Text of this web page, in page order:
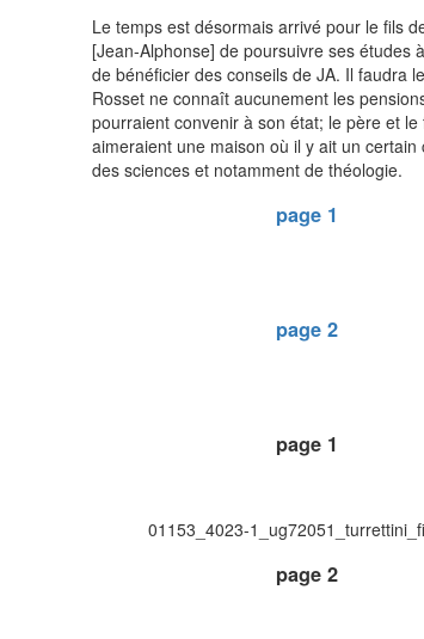
Le temps est désormais arrivé pour le fils
[Jean-Alphonse] de poursuivre ses études
de bénéficier des conseils de JA. Il faudra
Rosset ne connaît aucunement les
pourraient convenir à son état; le père et le
aimeraient une maison où il y ait un certain
des sciences et notamment de théologie.
page 1
page 2
page 1
01153_4023-
page 2